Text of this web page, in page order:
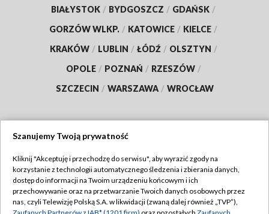
BIAŁYSTOK / BYDGOSZCZ / GDAŃSK /
GORZÓW WLKP. / KATOWICE / KIELCE /
KRAKÓW / LUBLIN / ŁÓDŹ / OLSZTYN /
OPOLE / POZNAŃ / RZESZÓW /
SZCZECIN / WARSZAWA / WROCŁAW
TVP
Abonament TVP
Emisja w TVP
Regulamin TVP
Szanujemy Twoją prywatność
Kliknij "Akceptuję i przechodzę do serwisu", aby wyrazić zgody na
korzystanie z technologii automatycznego śledzenia i zbierania danych,
dostęp do informacji na Twoim urządzeniu końcowym i ich
przechowywanie oraz na przetwarzanie Twoich danych osobowych przez
nas, czyli Telewizję Polską S.A. w likwidacji (zwaną dalej również „TVP”),